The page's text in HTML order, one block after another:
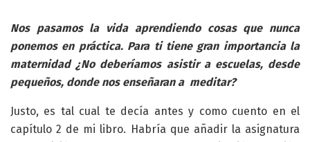
Nos pasamos la vida aprendiendo cosas que nunca
ponemos en práctica. Para ti tiene gran importancia la
maternidad ¿No deberíamos asistir a escuelas, desde
pequeños, donde nos enseñaran a meditar?
Justo, es tal cual te decía antes y como cuento en el
capítulo 2 de mi libro. Habría que añadir la asignatura